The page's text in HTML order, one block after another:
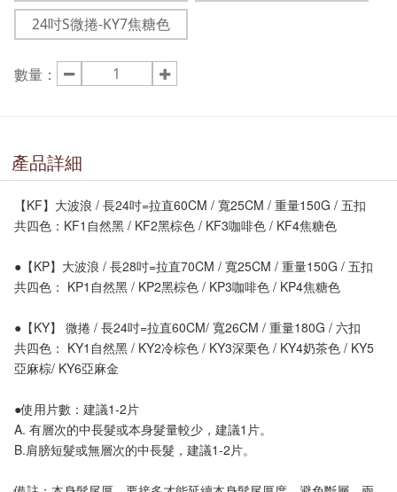
24吋S微捲-KY7焦糖色
數量：
產品詳細
【KF】大波浪 / 長24吋=拉直60CM / 寬25CM / 重量150G / 五扣
共四色：KF1自然黑 / KF2黑棕色 / KF3咖啡色 / KF4焦糖色
●【KP】大波浪 / 長28吋=拉直70CM / 寬25CM / 重量150G / 五扣
共四色： KP1自然黑 / KP2黑棕色 / KP3咖啡色 / KP4焦糖色
●【KY】 微捲 / 長24吋=拉直60CM/ 寬26CM / 重量180G / 六扣
共四色： KY1自然黑 / KY2冷棕色 / KY3深栗色 / KY4奶茶色 / KY5
亞麻棕/ KY6亞麻金
●使用片數：建議1-2片
A. 有層次的中長髮或本身髮量較少，建議1片。
B.肩膀短髮或無層次的中長髮，建議1-2片。